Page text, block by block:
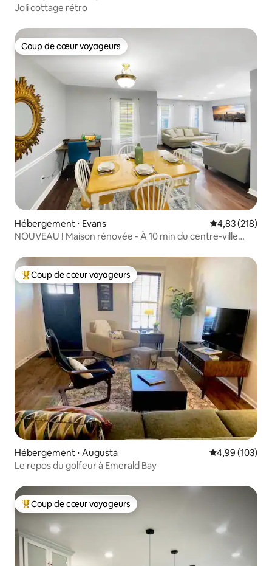
Joli cottage rétro
Coup de cœur voyageurs
Coup de cœur voyageurs
Hébergement ⋅ Evans Évaluation
4,83 (218)
NOUVEAU ! Maison rénovée - À 10 min du centre-ville
Coups de cœur voyageurs les plus appréciés
Coup de cœur voyageurs
Hébergement ⋅ Augusta Évaluation
4,99 (103)
Le repos du golfeur à Emerald Bay
Coups de cœur voyageurs les plus appréciés
Coup de cœur voyageurs